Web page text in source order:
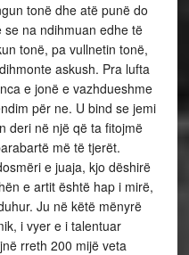
tonë dhe atë punë do
na ndihmuan edhe të
tonë, pa vullnetin tonë,
askush. Pra lufta
e jonë e vazhdueshme
për ne. U bind se jemi
deri në një që ta fitojmë
më të tjerët.
e juaja, kjo dëshirë
e artit është hap i mirë,
Ju në këtë mënyrë
i vyer e i talentuar
rreth 200 mijë veta